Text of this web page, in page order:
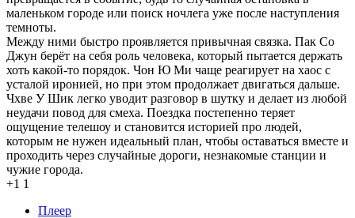
маленьком городе или поиск ночлега уже после наступления
темноты.
Между ними быстро проявляется привычная связка. Пак Со
Джун берёт на себя роль человека, который пытается держать
хоть какой-то порядок. Чон Ю Ми чаще реагирует на хаос с
усталой иронией, но при этом продолжает двигаться дальше.
Чхве У Шик легко уводит разговор в шутку и делает из любой
неудачи повод для смеха. Поездка постепенно теряет
ощущение телешоу и становится историей про людей,
которым не нужен идеальный план, чтобы оставаться вместе и
проходить через случайные дороги, незнакомые станции и
чужие города.
+1 1
Плеер